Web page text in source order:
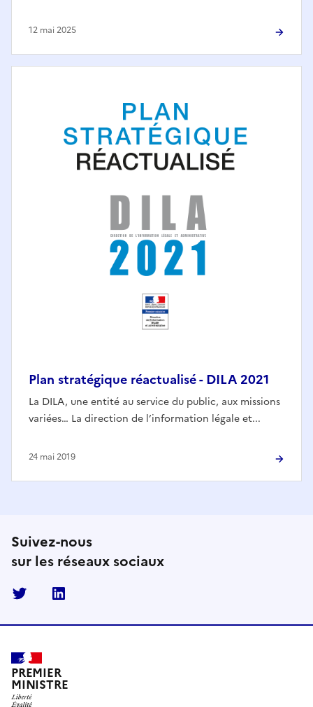
12 mai 2025
Plan stratégique réactualisé - DILA 2021
La DILA, une entité au service du public, aux missions
variées… La direction de l’information légale et...
24 mai 2019
Suivez-nous
sur les réseaux sociaux
Twitter
PREMIER
MINISTRE